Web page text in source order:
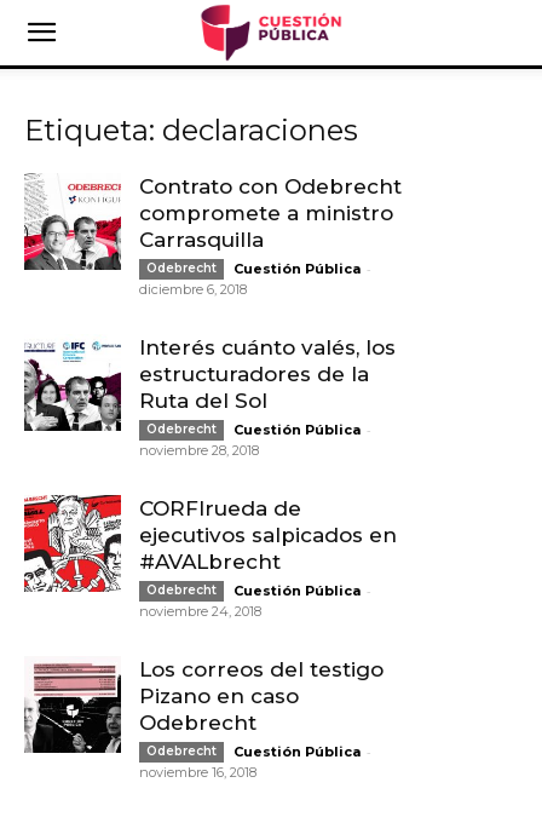
Etiqueta: declaraciones
Contrato con Odebrecht
compromete a ministro
Carrasquilla
Odebrecht Cuestión Pública -
diciembre 6, 2018
Interés cuánto valés, los
estructuradores de la
Ruta del Sol
Odebrecht Cuestión Pública -
noviembre 28, 2018
CORFIrueda de
ejecutivos salpicados en
#AVALbrecht
Odebrecht Cuestión Pública -
noviembre 24, 2018
Los correos del testigo
Pizano en caso
Odebrecht
Odebrecht Cuestión Pública -
noviembre 16, 2018